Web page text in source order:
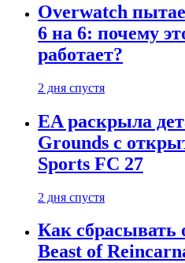
Overwatch
6 на 6: почему
работает?
2 дня спустя
EA раскрыла
Grounds с
Sports FC 27
2 дня спустя
Как сбрасывать
Beast of